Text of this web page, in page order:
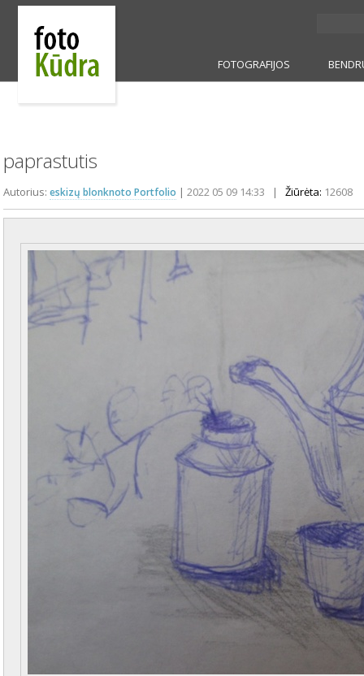
FOTOGRAFIJOS
paprastutis
Autorius: eskizų blonknoto Portfolio | 2022 05 09 14:33 | Žiūrėta: 12608